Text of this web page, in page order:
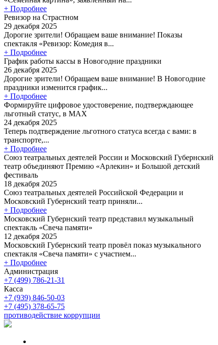
+ Подробнее
Ревизор на Страстном
29 декабря 2025
Дорогие зрители! Обращаем ваше внимание! Показы
спектакля «Ревизор: Комедия в...
+ Подробнее
График работы кассы в Новогодние праздники
26 декабря 2025
Дорогие зрители! Обращаем ваше внимание! В Новогодние
праздники изменится график...
+ Подробнее
Формируйте цифровое удостоверение, подтверждающее
льготный статус, в МАХ
24 декабря 2025
Теперь подтверждение льготного статуса всегда с вами: в
транспорте,...
+ Подробнее
Союз театральных деятелей России и Московский Губернский
театр объединяют Премию «Арлекин» и Большой детский
фестиваль
18 декабря 2025
Союз театральных деятелей Российской Федерации и
Московский Губернский театр приняли...
+ Подробнее
Московский Губернский театр представил музыкальный
спектакль «Свеча памяти»
12 декабря 2025
Московский Губернский театр провёл показ музыкального
спектакля «Свеча памяти» с участием...
+ Подробнее
Администрация
+7 (499) 786-21-31
Касса
+7 (939) 846-50-03
+7 (495) 378-65-75
противодействие коррупции